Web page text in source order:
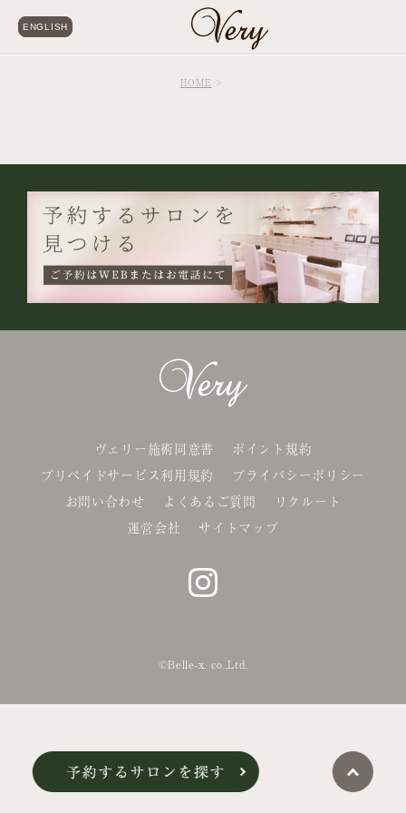
ENGLISH
HOME
ヴェリー施術同意書
ポイント規約
プリペイドサービス利用規約
プライバシーポリシー
お問い合わせ
よくあるご質問
リクルート
運営会社
サイトマップ
©Belle-x. co.,Ltd.